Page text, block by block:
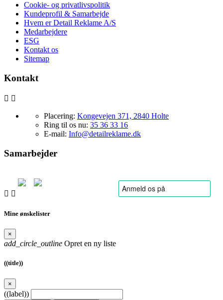
Cookie- og privatlivspolitik
Kundeprofil & Samarbejde
Hvem er Detail Reklame A/S
Medarbejdere
ESG
Kontakt os
Sitemap
Kontakt
 
Placering: Kongevejen 371, 2840 Holte
Ring til os nu: 35 36 33 16
E-mail: Info@detailreklame.dk
Samarbejder
 
Mine ønskelister
×
add_circle_outline Opret en ny liste
((title))
×
((label))